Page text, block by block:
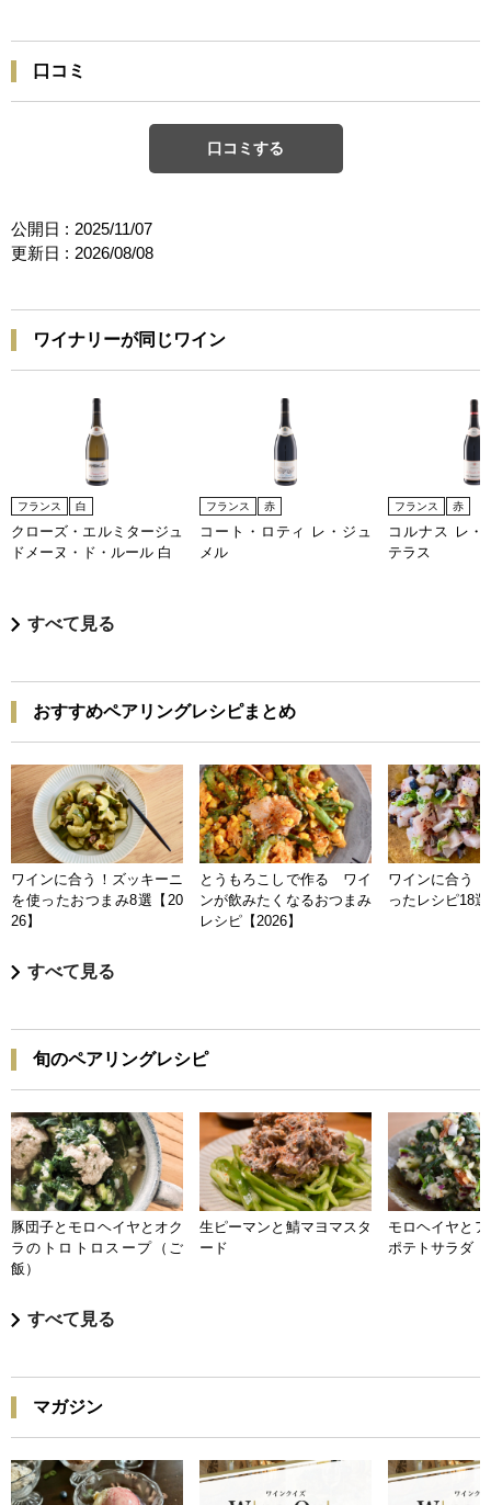
口コミ
口コミする
公開日 : 2025/11/07
更新日 : 2026/08/08
ワイナリーが同じワイン
フランス 白
クローズ・エルミタージュ
ドメーヌ・ド・ルール 白
フランス 赤
コート・ロティ レ・ジュ
メル
フランス 赤
コルナス レ・
テラス
すべて見る
おすすめペアリングレシピまとめ
ワインに合う！ズッキーニ
を使ったおつまみ8選【20
26】
とうもろこしで作る ワイ
ンが飲みたくなるおつまみ
レシピ【2026】
ワインに合う
ったレシピ18
すべて見る
旬のペアリングレシピ
豚団子とモロヘイヤとオク
ラのトロトロスープ（ご
飯）
生ピーマンと鯖マヨマスタ
ード
モロヘイヤと
ポテトサラダ
すべて見る
マガジン